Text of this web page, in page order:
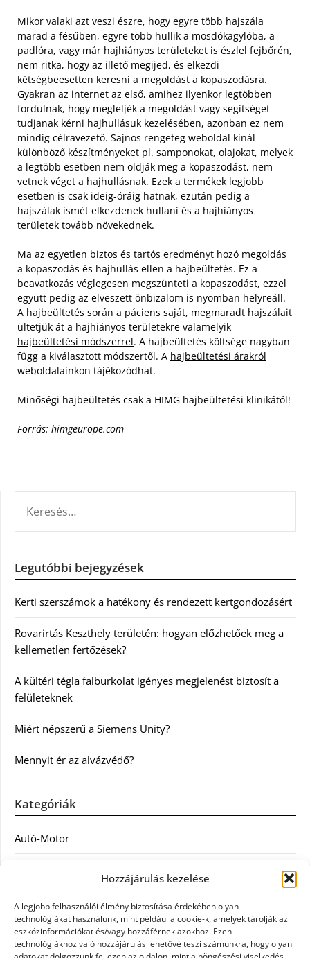
Hozzájárulás kezelése
A legjobb felhasználói élmény biztosítása érdekében olyan
technológiákat használunk, mint például a cookie-k, amelyek tárolják az
eszközinformációkat és/vagy hozzáférnek azokhoz. Ezen
technológiákhoz való hozzájárulás lehetővé teszi számunkra, hogy olyan
Mikor valaki azt veszi észre, hogy egyre több hajszála
marad a fésűben, egyre több hullik a mosdókagylóba, a
padlóra, vagy már hajhiányos területeket is észlel fejbőrén,
nem ritka, hogy az illető megijed, és elkezdi
kétségbeesetten keresni a megoldást a kopaszodásra.
Gyakran az internet az első, amihez ilyenkor legtöbben
fordulnak, hogy megleljék a megoldást vagy segítséget
tudjanak kérni hajhullásuk kezelésében, azonban ez nem
mindig célravezető. Sajnos rengeteg weboldal kínál
különböző készítményeket pl. samponokat, olajokat, melyek
a legtöbb esetben nem oldják meg a kopaszodást, nem
vetnek véget a hajhullásnak. Ezek a termékek legjobb
esetben is csak ideig-óráig hatnak, ezután pedig a
hajszálak ismét elkezdenek hullani és a hajhiányos
területek tovább növekednek.
Ma az egyetlen biztos és tartós eredményt hozó megoldás
a kopaszodás és hajhullás ellen a hajbeültetés. Ez a
beavatkozás véglegesen megszünteti a kopaszodást, ezzel
együtt pedig az elveszett önbizalom is nyomban helyreáll.
A hajbeültetés során a páciens saját, megmaradt hajszálait
ültetjük át a hajhiányos területekre valamelyik
hajbeültetési módszerrel. A hajbeültetés költsége nagyban
függ a kiválasztott módszertől. A hajbeültetési árakról
weboldalainkon tájékozódhat.
Minőségi hajbeültetés csak a HIMG hajbeültetési klinikától!
Forrás: himgeurope.com
Legutóbbi bejegyzések
Kerti szerszámok a hatékony és rendezett kertgondozásért
Rovarirtás Keszthely területén: hogyan előzhetőek meg a
kellemetlen fertőzések?
A kültéri tégla falburkolat igényes megjelenést biztosít a
felületeknek
Miért népszerű a Siemens Unity?
Mennyit ér az alvázvédő?
Kategóriák
Autó-Motor
Egészség
Egyéb